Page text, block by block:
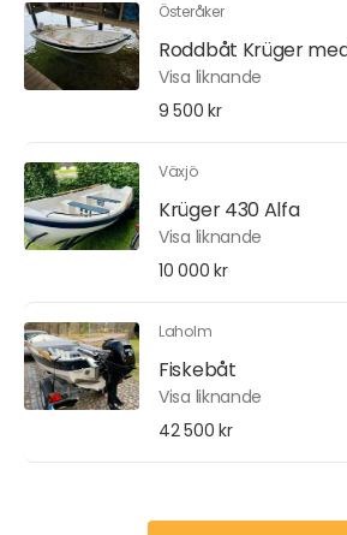
Österåker
Roddbåt Krüger
Visa liknande
9 500 kr
Växjö
Krüger 430 Alfa
Visa liknande
10 000 kr
Laholm
Fiskebåt
Visa liknande
42 500 kr